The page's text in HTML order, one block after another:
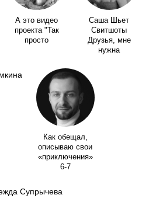
А это видео
проекта "Так
просто
Саша Шьет
Свитшоты
Друзья, мне
нужна
Как обещал,
описываю свои
«приключения»
6-7